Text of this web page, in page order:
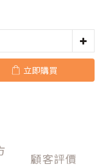
立即購買
顧客評價